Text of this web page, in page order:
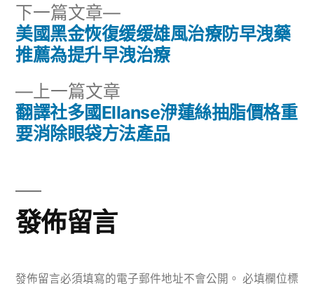
文
導
覽
上一篇文章
一
篇
翻譯社多國Ellanse洢蓮絲抽脂價格重
要消除眼袋方法產品
下一篇文章
下
一
篇
美國黑金恢復缓缓雄風治療防早洩藥
推薦為提升早洩治療
發佈留言
發佈留言必須填寫的電子郵件地址不會公開。 必填欄位標